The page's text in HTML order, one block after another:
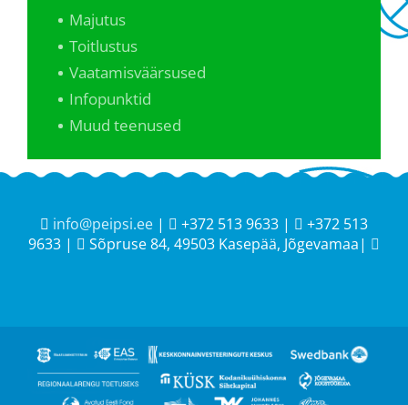
Majutus
Toitlustus
Vaatamisväärsused
Infopunktid
Muud teenused
info@peipsi.ee | +372 513 9633 |
+372 513
9633 |
Sõpruse 84, 49503 Kasepää, Jõgevamaa|